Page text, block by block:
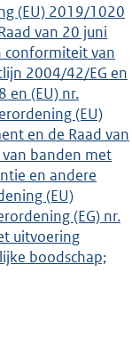
(EU) 2019/1020
van 20 juni
van
2004/42/EG en
en (EU) nr.
(EU)
en de Raad van
banden met
en andere
(EU)
(EG) nr.
uitvoering
boodschap;